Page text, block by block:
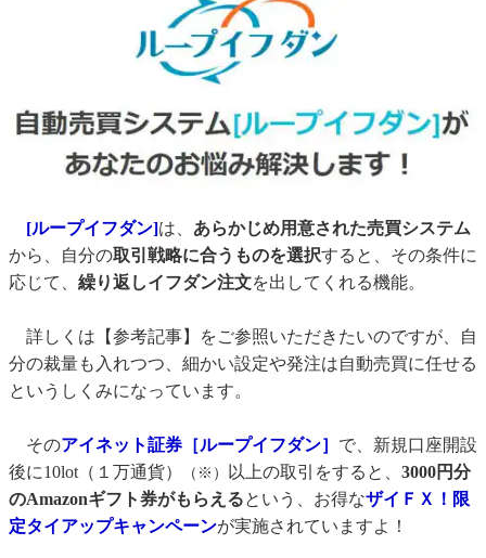
[ループイフダン]は、 あらかじめ用意された売買システム
から、自分の取引戦略に合うものを選択すると、その条件に
応じて、 繰り返しイフダン注文を出してくれる機能。
詳しくは【参考記事】をご参照いただきたいのですが、自
分の裁量も入れつつ、細かい設定や発注は自動売買に任せる
というしくみになっています。
そのアイネット証券［ループイフダン］ で、新規口座開設
後に10lot（１万通貨）
（※） 以上の取引をすると、 3000円分
のAmazonギフト券がもらえるという、お得なザイＦＸ！限
定タイアップキャンペーンが実施されていますよ！